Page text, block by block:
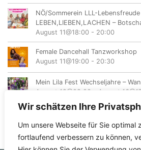
Wir schätzen Ihre
Um unsere Webseite für Sie optimal
fortlaufend verbessern zu können,
NÖ/Sommerein LLL-
LEBEN,LIEBEN,LACHEN –
August 11@18:00 - 20:00
Female Dancehall Tanzworkshop
August 11@19:00 - 20:30
Mein Lila Fest Wechseljahre –
August 12@08:00
August